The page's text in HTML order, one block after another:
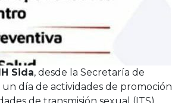
Sida, desde la Secretaría de
día de actividades de promoción